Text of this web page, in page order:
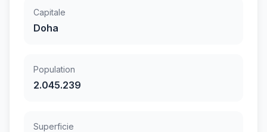
Capitale
Doha
Population
2.045.239
Superficie